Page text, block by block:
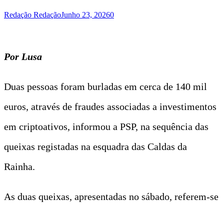
Redação RedaçãoJunho 23, 20260
Por Lusa
Duas pessoas foram burladas em cerca de 140 mil
euros, através de fraudes associadas a investimentos
em criptoativos, informou a PSP, na sequência das
queixas registadas na esquadra das Caldas da
Rainha.
As duas queixas, apresentadas no sábado, referem-se